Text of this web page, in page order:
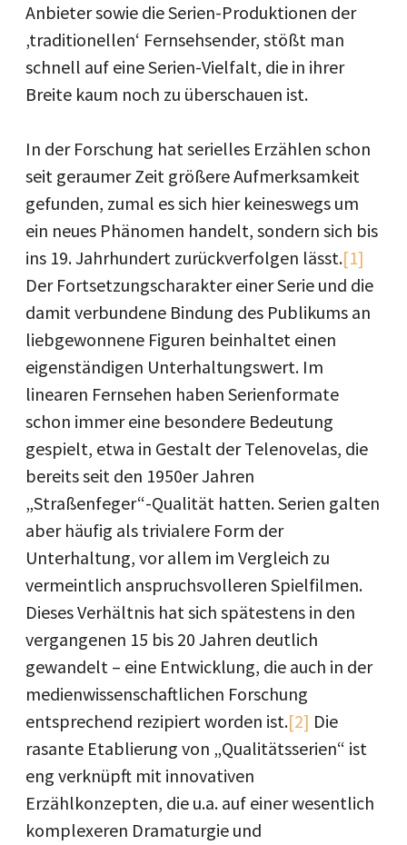
Anbieter sowie die Serien-Produktionen der
‚traditionellen‘ Fernsehsender, stößt man
schnell auf eine Serien-Vielfalt, die in ihrer
Breite kaum noch zu überschauen ist.
In der Forschung hat serielles Erzählen schon
seit geraumer Zeit größere Aufmerksamkeit
gefunden, zumal es sich hier keineswegs um
ein neues Phänomen handelt, sondern sich bis
ins 19. Jahrhundert zurückverfolgen lässt.[1]
Der Fortsetzungscharakter einer Serie und die
damit verbundene Bindung des Publikums an
liebgewonnene Figuren beinhaltet einen
eigenständigen Unterhaltungswert. Im
linearen Fernsehen haben Serienformate
schon immer eine besondere Bedeutung
gespielt, etwa in Gestalt der Telenovelas, die
bereits seit den 1950er Jahren
„Straßenfeger“-Qualität hatten. Serien galten
aber häufig als trivialere Form der
Unterhaltung, vor allem im Vergleich zu
vermeintlich anspruchsvolleren Spielfilmen.
Dieses Verhältnis hat sich spätestens in den
vergangenen 15 bis 20 Jahren deutlich
gewandelt – eine Entwicklung, die auch in der
medienwissenschaftlichen Forschung
entsprechend rezipiert worden ist.[2] Die
rasante Etablierung von „Qualitätsserien“ ist
eng verknüpft mit innovativen
Erzählkonzepten, die u.a. auf einer wesentlich
komplexeren Dramaturgie und